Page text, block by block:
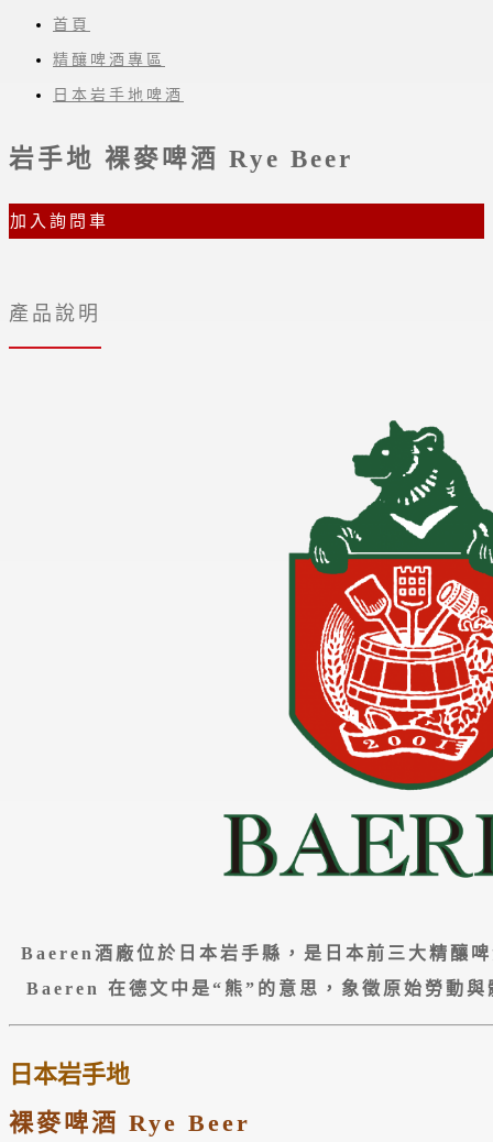
首頁
精釀啤酒專區
日本岩手地啤酒
岩手地 裸麥啤酒 Rye Beer
加入詢問車
產品說明
Baeren酒廠位於日本岩手縣，是日本前三大精釀
Baeren 在德文中是“熊”的意思，象徵原始勞動
日本岩手地
裸麥啤酒 Rye Beer